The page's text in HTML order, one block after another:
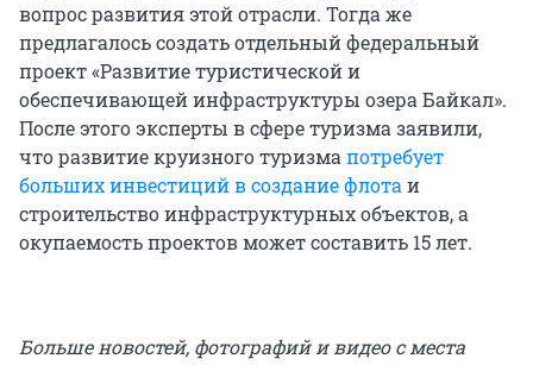
вопрос развития этой отрасли. Тогда же
предлагалось создать отдельный федеральный
проект «Развитие туристической и
обеспечивающей инфраструктуры озера Байкал».
После этого эксперты в сфере туризма заявили,
что развитие круизного туризмапотребует
больших инвестиций в создание флотаи
строительство инфраструктурных объектов, а
окупаемость проектов может составить 15 лет.
Больше новостей, фотографий и видео с места